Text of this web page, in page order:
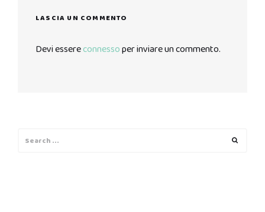
LASCIA UN COMMENTO
Devi essereconnessoper inviare un commento.
for: